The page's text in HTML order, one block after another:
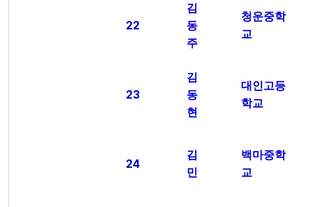
22
김
동
주
청운중학
교
23
김
동
현
대인고등
학교
24
김
민
백마중학
교